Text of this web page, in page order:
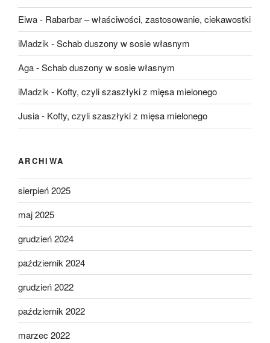
Eiwa- Rabarbar – właściwości, zastosowanie, ciekawostki
iMadzik-Schab duszony w sosie własnym
Aga-Schab duszony w sosie własnym
iMadzik- Kofty, czyli szaszłyki z mięsa mielonego
Jusia- Kofty, czyli szaszłyki z mięsa mielonego
ARCHIWA
sierpień 2025
maj 2025
grudzień 2024
październik 2024
grudzień 2022
październik 2022
marzec 2022